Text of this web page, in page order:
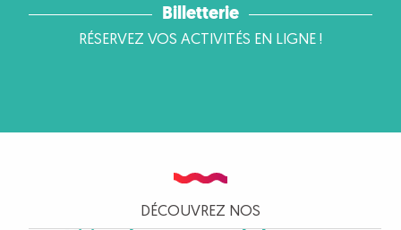
Billetterie
RÉSERVEZ VOS ACTIVITÉS EN LIGNE !
DÉCOUVREZ NOS